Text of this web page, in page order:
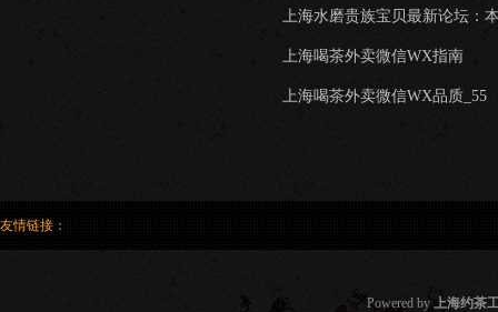
上海水磨贵族宝贝最新论坛：
上海喝茶外卖微信WX指南
上海喝茶外卖微信WX品质_55
友情链接：
Powered by上海约茶